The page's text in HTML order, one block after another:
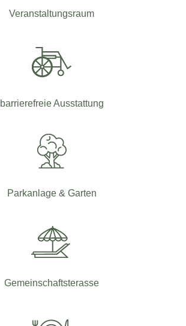
Veranstaltungsraum
barrierefreie Ausstattung
Parkanlage & Garten
Gemeinschaftsterasse